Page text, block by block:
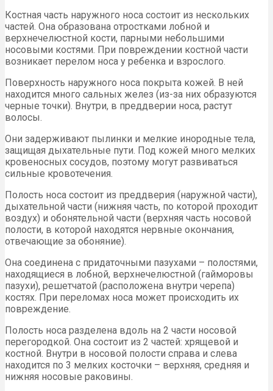
Костная часть наружного носа состоит из нескольких
частей. Она образована отростками лобной и
верхнечелюстной кости, парными небольшими
носовыми костями. При повреждении костной части
возникает перелом носа у ребенка и взрослого.
Поверхность наружного носа покрыта кожей. В ней
находится много сальных желез (из-за них образуются
черные точки). Внутри, в преддверии носа, растут
волосы.
Они задерживают пылинки и мелкие инородные тела,
защищая дыхательные пути. Под кожей много мелких
кровеносных сосудов, поэтому могут развиваться
сильные кровотечения.
Полость носа состоит из преддверия (наружной части),
дыхательной части (нижняя часть, по которой проходит
воздух) и обонятельной части (верхняя часть носовой
полости, в которой находятся нервные окончания,
отвечающие за обоняние).
Она соединена с придаточными пазухами – полостями,
находящиеся в лобной, верхнечелюстной (гайморовы
пазухи), решетчатой (расположена внутри черепа)
костях. При переломах носа может происходить их
повреждение.
Полость носа разделена вдоль на 2 части носовой
перегородкой. Она состоит из 2 частей: хрящевой и
костной. Внутри в носовой полости справа и слева
находится по 3 мелких косточки – верхняя, средняя и
нижняя носовые раковины.